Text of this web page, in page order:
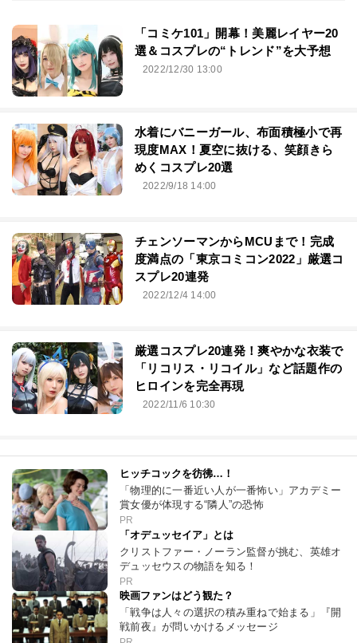
「コミケ101」開幕！美麗レイヤー20
選＆コスプレの“トレンド”を大予想
2022/12/30 13:00
水着にバニーガール、布面積極小で再
現度MAX！夏空に抜ける、笑顔きら
めくコスプレ20選
2022/9/18 14:00
チェンソーマンからMCUまで！完成
度満点の「東京コミコン2022」厳選コ
スプレ20連発
2022/12/4 14:00
厳選コスプレ20連発！爽やかな衣装で
「リコリス・リコイル」など話題作の
ヒロインを完全再現
2022/11/6 10:30
ヒッチコックを彷彿…！
「物理的に一番近い人が一番怖い」アカデミー
賞女優が体現する“隣人”の恐怖
PR
「オデュッセイア」とは
クリストファー・ノーラン監督が挑む、英雄オ
デュッセウスの物語を知る！
PR
映画ファンはどう観た？
「戦争は人々の選択の積み重ねで始まる」『開
戦前夜』が問いかけるメッセージ